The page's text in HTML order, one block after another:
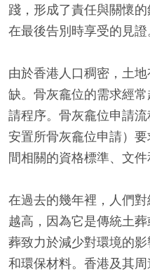
踐，形成了責任與關懷
在最後告別時享受的見證
由於香港人口稠密，土
缺。骨灰龕位的需求經
請程序。骨灰龕位申請
安置所骨灰龕位申請）
間相關的資格標準、文件
在過去的幾年裡，人們
越高，因為它是傳統土
葬致力於減少對環境的
和環保材料。香港及其